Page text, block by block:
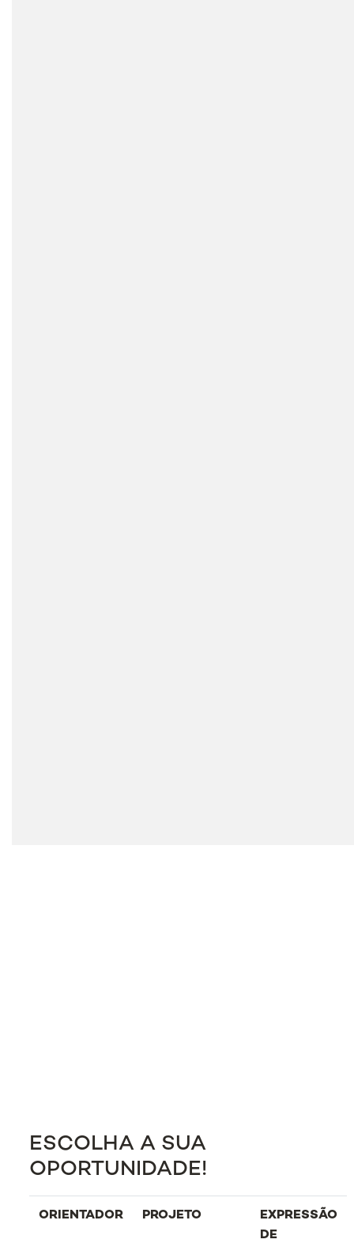
ESCOLHA A SUA
OPORTUNIDADE!
ORIENTADOR PROJETO
EXPRESSÃO
DE